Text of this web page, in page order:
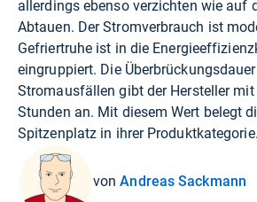
allerdings ebenso verzichten wie auf
Abtauen. Der Stromverbrauch ist
Gefriertruhe ist in die
eingruppiert. Die
Stromausfällen gibt der Hersteller
Stunden an. Mit diesem Wert belegt
Spitzenplatz in ihrer Produktkategorie.
vonAndreas Sackmann